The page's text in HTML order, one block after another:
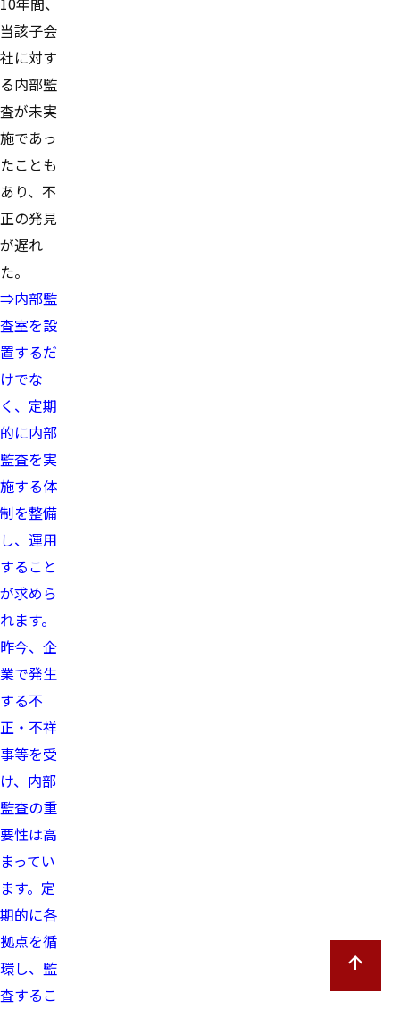
当該子会
社に対す
る内部監
査が未実
施であっ
たことも
あり、不
正の発見
が遅れ
た。
⇒内部監
査室を設
置するだ
けでな
く、定期
的に内部
監査を実
施する体
制を整備
し、運用
すること
が求めら
れます。
昨今、企
業で発生
する不
正・不祥
事等を受
け、内部
監査の重
要性は高
まってい
ます。定
期的に各
拠点を循
環し、監
査するこ